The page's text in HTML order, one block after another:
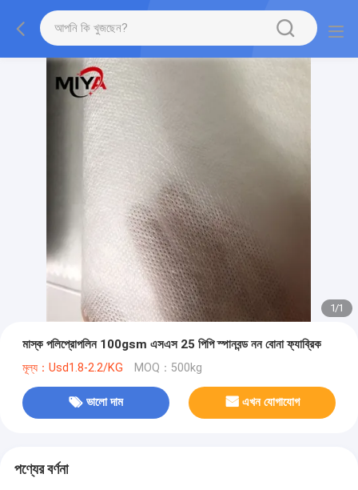
1/1
মাস্ক পলিপ্রোপলিন 100gsm এসএস 25 পিপি স্পানবন্ড নন বোনা ফ্যাব্রিক
মূল্য：Usd1.8-2.2/KG MOQ：500kg
ভালো দাম এখন যোগাযোগ
পণ্যের বর্ণনা